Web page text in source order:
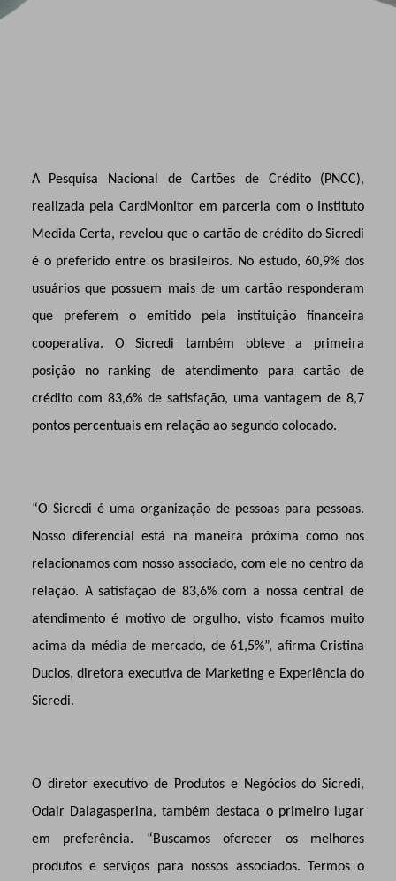
A Pesquisa Nacional de Cartões de Crédito (PNCC),
realizada pela CardMonitor em parceria com o Instituto
Medida Certa, revelou que o cartão de crédito do Sicredi
é o preferido entre os brasileiros. No estudo, 60,9% dos
usuários que possuem mais de um cartão responderam
que preferem o emitido pela instituição financeira
cooperativa. O Sicredi também obteve a primeira
posição no ranking de atendimento para cartão de
crédito com 83,6% de satisfação, uma vantagem de 8,7
pontos percentuais em relação ao segundo colocado.
“O Sicredi é uma organização de pessoas para pessoas.
Nosso diferencial está na maneira próxima como nos
relacionamos com nosso associado, com ele no centro da
relação. A satisfação de 83,6% com a nossa central de
atendimento é motivo de orgulho, visto ficamos muito
acima da média de mercado, de 61,5%”, afirma Cristina
Duclos, diretora executiva de Marketing e Experiência do
Sicredi.
O diretor executivo de Produtos e Negócios do Sicredi,
Odair Dalagasperina, também destaca o primeiro lugar
em preferência. “Buscamos oferecer os melhores
produtos e serviços para nossos associados. Termos o